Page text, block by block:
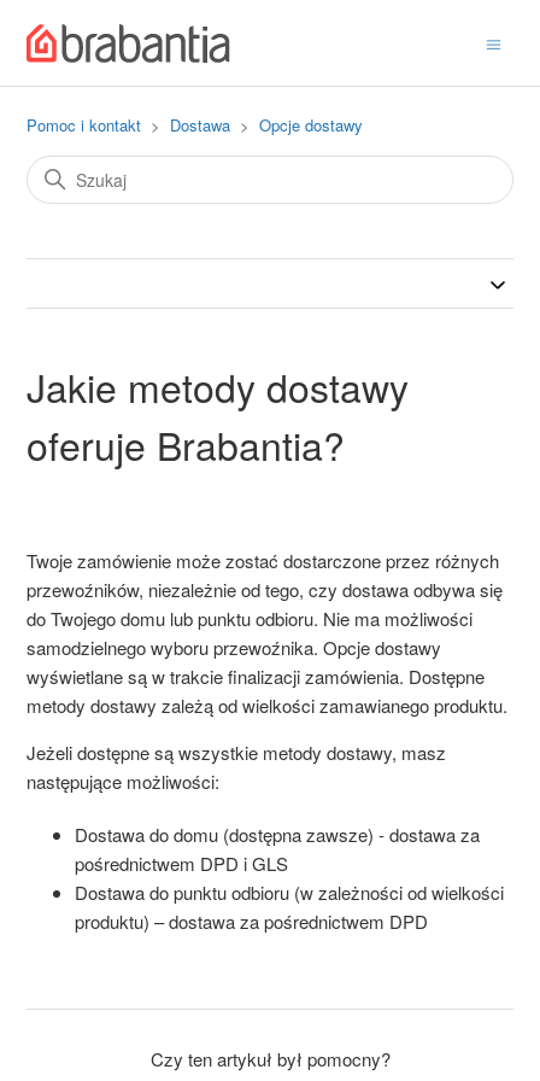
Pomoc i kontakt Dostawa Opcje dostawy
Jakie metody dostawy
oferuje Brabantia?
Twoje zamówienie może zostać dostarczone przez różnych
przewoźników, niezależnie od tego, czy dostawa odbywa się
do Twojego domu lub punktu odbioru. Nie ma możliwości
samodzielnego wyboru przewoźnika. Opcje dostawy
wyświetlane są w trakcie finalizacji zamówienia. Dostępne
metody dostawy zależą od wielkości zamawianego produktu.
Jeżeli dostępne są wszystkie metody dostawy, masz
następujące możliwości:
Dostawa do domu (dostępna zawsze) - dostawa za
pośrednictwem DPD i GLS
Dostawa do punktu odbioru (w zależności od wielkości
produktu) – dostawa za pośrednictwem DPD
Czy ten artykuł był pomocny?